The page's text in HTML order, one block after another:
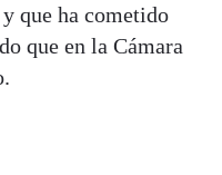
que ha cometido
que en la Cámara